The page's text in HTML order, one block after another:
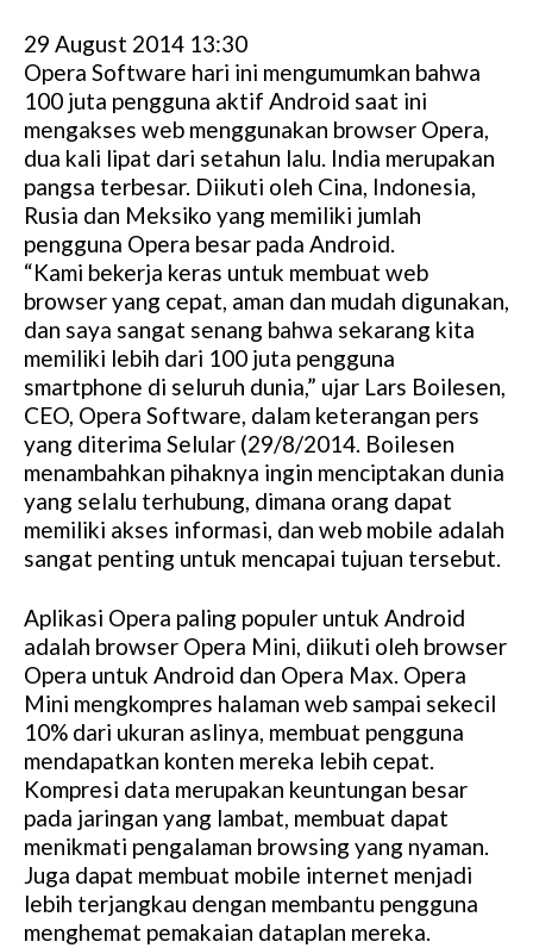
29 August 2014 13:30
Opera Software hari ini mengumumkan bahwa
100 juta pengguna aktif Android saat ini
mengakses web menggunakan browser Opera,
dua kali lipat dari setahun lalu. India merupakan
pangsa terbesar. Diikuti oleh Cina, Indonesia,
Rusia dan Meksiko yang memiliki jumlah
pengguna Opera besar pada Android.
“Kami bekerja keras untuk membuat web
browser yang cepat, aman dan mudah digunakan,
dan saya sangat senang bahwa sekarang kita
memiliki lebih dari 100 juta pengguna
smartphone di seluruh dunia,” ujar Lars Boilesen,
CEO, Opera Software, dalam keterangan pers
yang diterima Selular (29/8/2014. Boilesen
menambahkan pihaknya ingin menciptakan dunia
yang selalu terhubung, dimana orang dapat
memiliki akses informasi, dan web mobile adalah
sangat penting untuk mencapai tujuan tersebut.
Aplikasi Opera paling populer untuk Android
adalah browser Opera Mini, diikuti oleh browser
Opera untuk Android dan Opera Max. Opera
Mini mengkompres halaman web sampai sekecil
10% dari ukuran aslinya, membuat pengguna
mendapatkan konten mereka lebih cepat.
Kompresi data merupakan keuntungan besar
pada jaringan yang lambat, membuat dapat
menikmati pengalaman browsing yang nyaman.
Juga dapat membuat mobile internet menjadi
lebih terjangkau dengan membantu pengguna
menghemat pemakaian dataplan mereka.